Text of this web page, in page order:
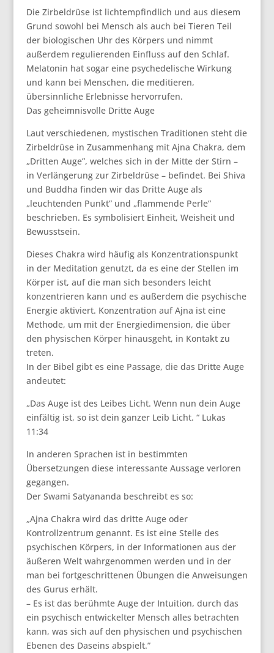
Die Zirbeldrüse ist lichtempfindlich und aus diesem
Grund sowohl bei Mensch als auch bei Tieren Teil
der biologischen Uhr des Körpers und nimmt
außerdem regulierenden Einfluss auf den Schlaf.
Melatonin hat sogar eine psychedelische Wirkung
und kann bei Menschen, die meditieren,
übersinnliche Erlebnisse hervorrufen.
Das geheimnisvolle Dritte Auge
Laut verschiedenen, mystischen Traditionen steht die
Zirbeldrüse in Zusammenhang mit Ajna Chakra, dem
„Dritten Auge”, welches sich in der Mitte der Stirn –
in Verlängerung zur Zirbeldrüse – befindet. Bei Shiva
und Buddha finden wir das Dritte Auge als
„leuchtenden Punkt” und „flammende Perle”
beschrieben. Es symbolisiert Einheit, Weisheit und
Bewusstsein.
Dieses Chakra wird häufig als Konzentrationspunkt
in der Meditation genutzt, da es eine der Stellen im
Körper ist, auf die man sich besonders leicht
konzentrieren kann und es außerdem die psychische
Energie aktiviert. Konzentration auf Ajna ist eine
Methode, um mit der Energiedimension, die über
den physischen Körper hinausgeht, in Kontakt zu
treten.
In der Bibel gibt es eine Passage, die das Dritte Auge
andeutet:
„Das Auge ist des Leibes Licht. Wenn nun dein Auge
einfältig ist, so ist dein ganzer Leib Licht. “ Lukas
11:34
In anderen Sprachen ist in bestimmten
Übersetzungen diese interessante Aussage verloren
gegangen.
Der Swami Satyananda beschreibt es so:
„Ajna Chakra wird das dritte Auge oder
Kontrollzentrum genannt. Es ist eine Stelle des
psychischen Körpers, in der Informationen aus der
äußeren Welt wahrgenommen werden und in der
man bei fortgeschrittenen Übungen die Anweisungen
des Gurus erhält.
– Es ist das berühmte Auge der Intuition, durch das
ein psychisch entwickelter Mensch alles betrachten
kann, was sich auf den physischen und psychischen
Ebenen des Daseins abspielt.”